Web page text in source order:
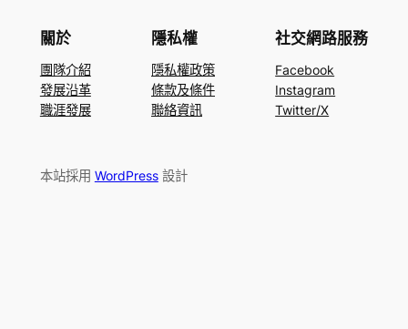
關於
團隊介紹
發展沿革
職涯發展
隱私權
隱私權政策
條款及條件
聯絡資訊
社交網路服務
Facebook
Instagram
Twitter/X
本站採用 WordPress設計